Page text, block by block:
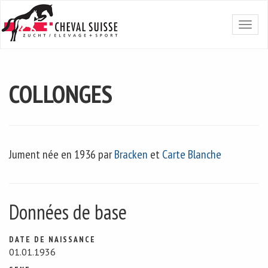
COLLONGES
Jument née en 1936 parBracken etCarte Blanche
Données de base
DATE DE NAISSANCE
01.01.1936